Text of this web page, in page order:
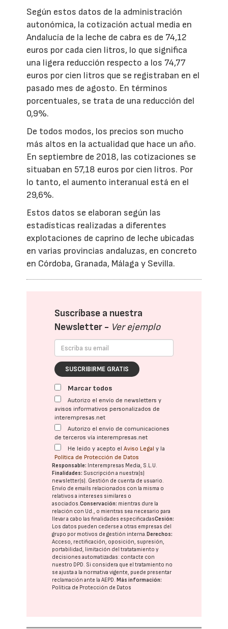
Según estos datos de la administración
autonómica, la cotización actual media en
Andalucía de la leche de cabra es de 74,12
euros por cada cien litros, lo que significa
una ligera reducción respecto a los 74,77
euros por cien litros que se registraban en el
pasado mes de agosto. En términos
porcentuales, se trata de una reducción del
0,9%.
De todos modos, los precios son mucho
más altos en la actualidad que hace un año.
En septiembre de 2018, las cotizaciones se
situaban en 57,18 euros por cien litros. Por
lo tanto, el aumento interanual está en el
29,6%.
Estos datos se elaboran según las
estadísticas realizadas a diferentes
explotaciones de caprino de leche ubicadas
en varias provincias andaluzas, en concreto
en Córdoba, Granada, Málaga y Sevilla.
Suscríbase a nuestra
Newsletter - Ver ejemplo
SUSCRIBIRME GRATIS
Marcar todos
Autorizo el envío de newsletters y
avisos informativos personalizados de
interempresas.net
Autorizo el envío de comunicaciones
de terceros vía interempresas.net
He leído y acepto elAviso Legal y la
Política de Protección de Datos
Responsable: Interempresas Media, S.L.U.
Finalidades: Suscripción a nuestra(s)
newsletter(s). Gestión de cuenta de usuario.
Envío de emails relacionados con la misma o
relativos a intereses similares o
asociados.Conservación: mientras dure la
relación con Ud., o mientras sea necesario para
llevar a cabo las finalidades especificadasCesión:
Los datos pueden cederse a otras empresas del
grupo por motivos de gestión interna.Derechos:
Acceso, rectificación, oposición, supresión,
portabilidad, limitación del tratatamiento y
decisiones automatizadas: contacte con
nuestro DPD. Si considera que el tratamiento no
se ajusta a la normativa vigente, puede presentar
reclamación ante laAEPD.Más información:
Política de Protección de Datos